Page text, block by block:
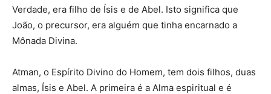
Verdade, era filho de Ísis e de Abel. Isto significa que
João, o precursor, era alguém que tinha encarnado a
Mônada Divina.
Atman, o Espírito Divino do Homem, tem dois filhos, duas
almas, Ísis e Abel. A primeira é a Alma espiritual e é